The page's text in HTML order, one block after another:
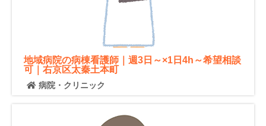
地域病院の病棟看護師｜週3日～×1日4h～希望相談
可｜右京区太秦土本町
病院・クリニック